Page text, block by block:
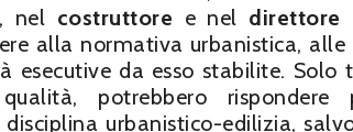
, nel costruttore e nel direttore
alla normativa urbanistica, alle
esecutive da esso stabilite. Solo
potrebbero rispondere
urbanistico-edilizia,